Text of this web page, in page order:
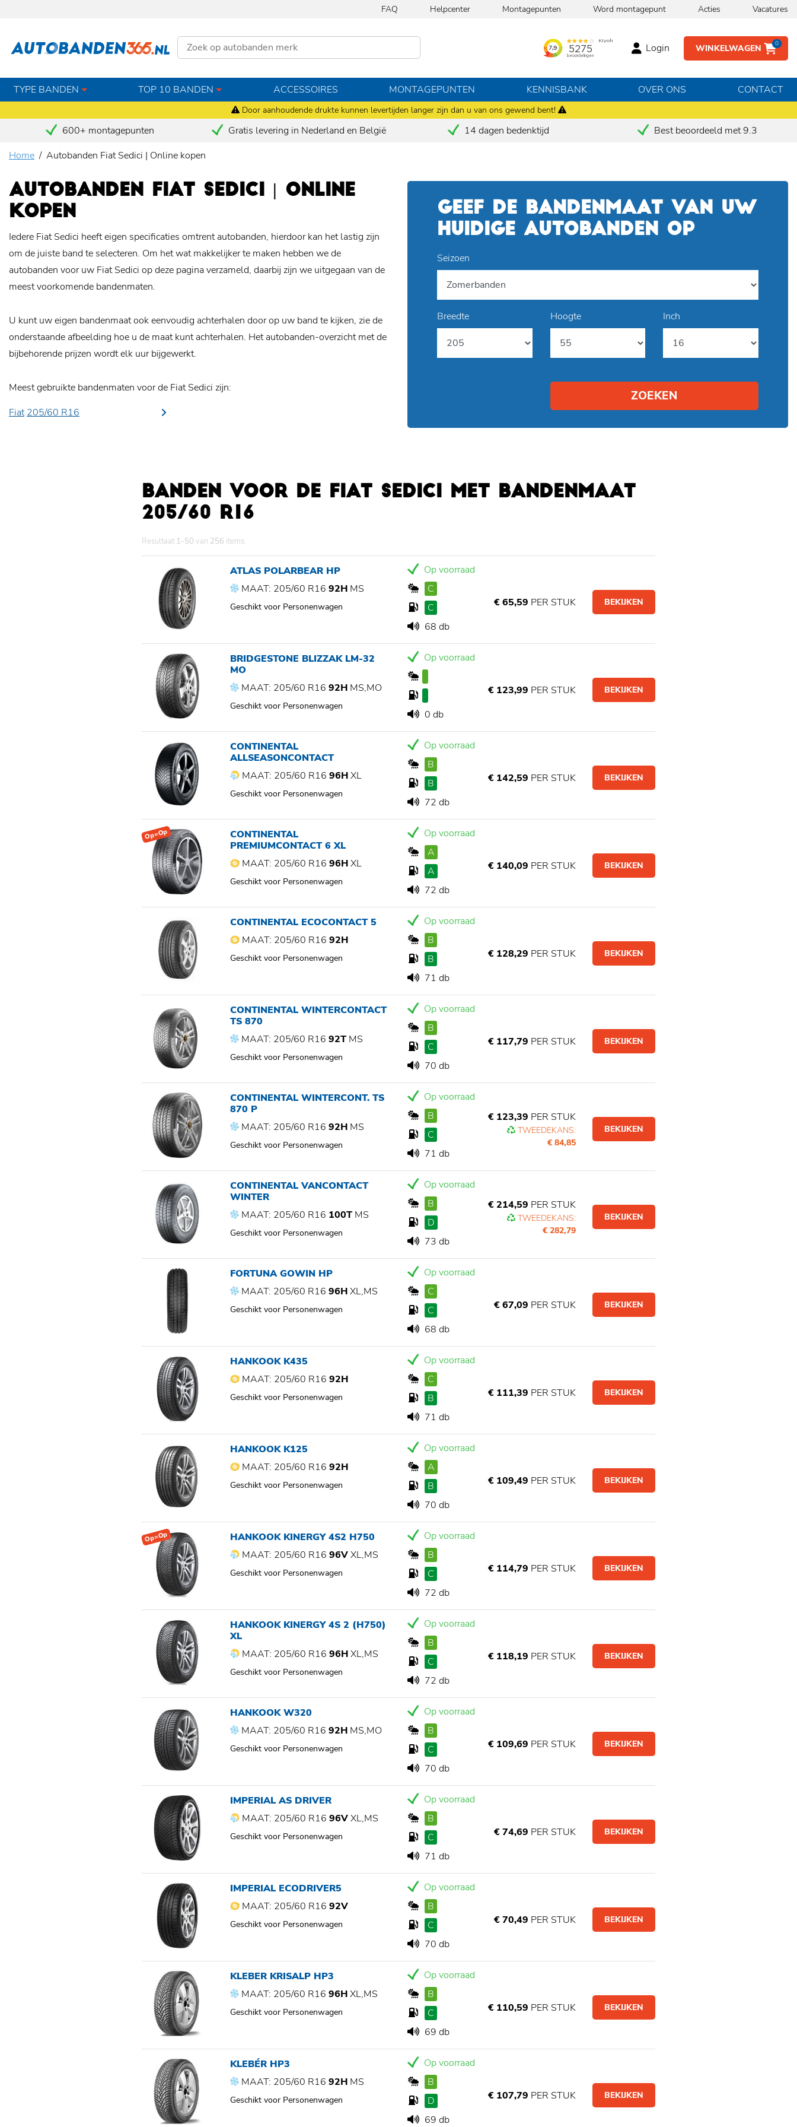
Door aanhoudende drukte kunnen levertijden langer zijn dan u van ons gewend bent!
FAQ Helpcenter Montagepunten Word montagepunt Acties Vacatures
WINKELWAGEN 0
Login
TYPE BANDEN TOP 10 BANDEN ACCESSOIRES MONTAGEPUNTEN KENNISBANK OVER ONS CONTACT
600+ montagepunten Gratis levering in Nederland en België 14 dagen bedenktijd
Best beoordeeld met 9.3
Home
Autobanden Fiat Sedici | Online kopen
AUTOBANDEN FIAT SEDICI | ONLINE
KOPEN
Iedere Fiat Sedici heeft eigen specificaties omtrent autobanden, hierdoor kan het lastig zijn
om de juiste band te selecteren. Om het wat makkelijker te maken hebben we de
autobanden voor uw Fiat Sedici op deze pagina verzameld, daarbij zijn we uitgegaan van de
meest voorkomende bandenmaten.
U kunt uw eigen bandenmaat ook eenvoudig achterhalen door op uw band te kijken, zie de
onderstaande afbeelding hoe u de maat kunt achterhalen. Het autobanden-overzicht met de
bijbehorende prijzen wordt elk uur bijgewerkt.
Meest gebruikte bandenmaten voor de Fiat Sedici zijn:
Fiat 205/60 R16
GEEF DE BANDENMAAT VAN UW
HUIDIGE AUTOBANDEN OP
Seizoen
Breedte Hoogte Inch
ZOEKEN
BANDEN VOOR DE FIAT SEDICI MET BANDENMAAT
205/60 R16
Resultaat 1-50 van 256 items.
ATLAS POLARBEAR HP
MAAT: 205/60 R1692H MS
Geschikt voor Personenwagen
Op voorraad
C
C
68 db
€ 65,59 PER STUK BEKIJKEN
BRIDGESTONE BLIZZAK LM-32
MO
MAAT: 205/60 R1692H MS,MO
Geschikt voor Personenwagen
Op voorraad
0 db
€ 123,99 PER STUK BEKIJKEN
CONTINENTAL
ALLSEASONCONTACT
MAAT: 205/60 R1696HXL
Geschikt voor Personenwagen
Op voorraad
B
B
72 db
€ 142,59 PER STUK BEKIJKEN
Op=Op
CONTINENTAL
PREMIUMCONTACT 6 XL
MAAT: 205/60 R1696HXL
Geschikt voor Personenwagen
Op voorraad
A
A
72 db
€ 140,09 PER STUK BEKIJKEN
CONTINENTAL ECOCONTACT 5
MAAT: 205/60 R1692H
Geschikt voor Personenwagen
Op voorraad
B
B
71 db
€ 128,29 PER STUK BEKIJKEN
CONTINENTAL WINTERCONTACT
TS 870
MAAT: 205/60 R1692T MS
Geschikt voor Personenwagen
Op voorraad
B
C
70 db
€ 117,79 PER STUK BEKIJKEN
CONTINENTAL WINTERCONT. TS
870 P
MAAT: 205/60 R1692H MS
Geschikt voor Personenwagen
Op voorraad
B
C
71 db
€ 123,39 PER STUK
TWEEDEKANS:
€ 84,85
BEKIJKEN
CONTINENTAL VANCONTACT
WINTER
MAAT: 205/60 R16 100T MS
Geschikt voor Personenwagen
Op voorraad
B
D
73 db
€ 214,59 PER STUK
TWEEDEKANS:
€ 282,79
BEKIJKEN
FORTUNA GOWIN HP
MAAT: 205/60 R1696HXL,MS
Geschikt voor Personenwagen
Op voorraad
C
C
68 db
€ 67,09 PER STUK BEKIJKEN
HANKOOK K435
MAAT: 205/60 R1692H
Geschikt voor Personenwagen
Op voorraad
C
B
71 db
€ 111,39 PER STUK BEKIJKEN
HANKOOK K125
MAAT: 205/60 R1692H
Geschikt voor Personenwagen
Op voorraad
A
B
70 db
€ 109,49 PER STUK BEKIJKEN
Op=Op
HANKOOK KINERGY 4S2 H750
MAAT: 205/60 R1696VXL,MS
Geschikt voor Personenwagen
Op voorraad
B
C
72 db
€ 114,79 PER STUK BEKIJKEN
HANKOOK KINERGY 4S 2 (H750)
XL
MAAT: 205/60 R1696HXL,MS
Geschikt voor Personenwagen
Op voorraad
B
C
72 db
€ 118,19 PER STUK BEKIJKEN
HANKOOK W320
MAAT: 205/60 R1692H MS,MO
Geschikt voor Personenwagen
Op voorraad
B
C
70 db
€ 109,69 PER STUK BEKIJKEN
IMPERIAL AS DRIVER
MAAT: 205/60 R1696VXL,MS
Geschikt voor Personenwagen
Op voorraad
B
C
71 db
€ 74,69 PER STUK BEKIJKEN
IMPERIAL ECODRIVER5
MAAT: 205/60 R1692V
Geschikt voor Personenwagen
Op voorraad
B
C
70 db
€ 70,49 PER STUK BEKIJKEN
KLEBER KRISALP HP3
MAAT: 205/60 R1696HXL,MS
Geschikt voor Personenwagen
Op voorraad
B
C
69 db
€ 110,59 PER STUK BEKIJKEN
KLEBÉR HP3
MAAT: 205/60 R1692H MS
Geschikt voor Personenwagen
Op voorraad
B
D
69 db
€ 107,79 PER STUK BEKIJKEN